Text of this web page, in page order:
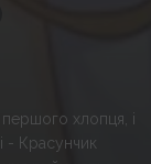
хлопця, і
- Красунчик